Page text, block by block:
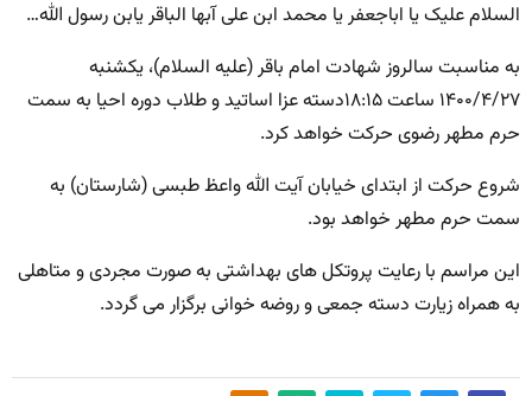
السلام علیک یا اباجعفر یا محمد ابن علی آبها الباقر یابن رسول الله…
به مناسبت سالروز شهادت امام باقر (علیه السلام)، یکشنبه
۱۴۰۰/۴/۲۷ ساعت ۱۸:۱۵دسته عزا اساتید و طلاب دوره احیا به سمت
حرم مطهر رضوی حرکت خواهد کرد.
شروع حرکت از ابتدای خیابان آیت الله واعظ طبسی (شارستان) به
سمت حرم مطهر خواهد بود.
این مراسم با رعایت پروتکل های بهداشتی به صورت مجردی و متاهلی
به همراه زیارت دسته جمعی و روضه خوانی برگزار می گردد.